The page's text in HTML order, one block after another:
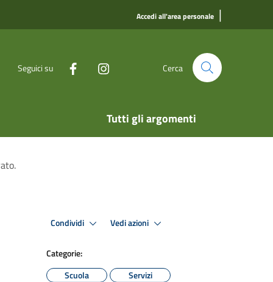
Accedi all'area personale |
Seguici su Cerca
Tutti gli argomenti
Condividi Vedi azioni
Categorie:
Scuola
Servizi